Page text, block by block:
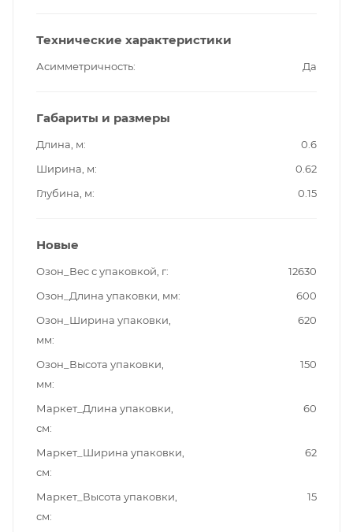
Технические характеристики
Асимметричность Да
Габариты и размеры
Длина, м
0.6
Ширина, м
0.62
Глубина, м
0.15
Новые
Озон_Вес с упаковкой, г
12630
Озон_Длина упаковки, мм
600
Озон_Ширина упаковки,
мм
620
Озон_Высота упаковки,
мм
150
Маркет_Длина упаковки,
см
60
Маркет_Ширина упаковки,
см
62
Маркет_Высота упаковки,
см
15